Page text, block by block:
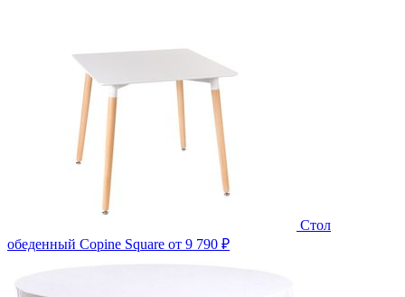
Стол
обеденный Copine Square от 9 790 ₽